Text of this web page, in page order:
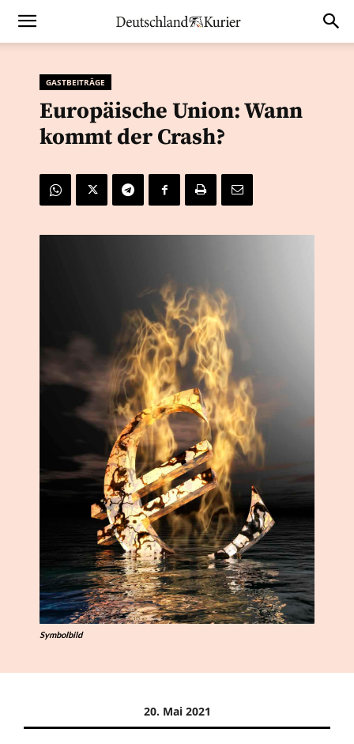
GASTBEITRÄGE
Europäische Union: Wann
kommt der Crash?
Symbolbild
20. Mai 2021